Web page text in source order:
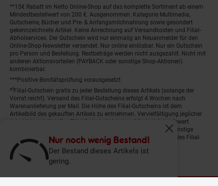
Nur noch wenig Bestand!
Der Bestand dieses Artikels ist
gering.
Fenster
**15€ Rabatt im Netto Online-Shop auf das komplette Sortiment ab einem
Mindestbestellwert von 200 €. Ausgenommen: Kategorie Multimedia,
Gutscheine, Bücher und Pre- & Anfangsmilchnahrung sowie gesondert
gekennzeichnete Artikel. Keine Anrechnung auf Versandkosten und Filial-
Abholservices. Der Gutschein wird nur einmalig an Neuanmelder für den
Online-Shop-Newsletter versendet. Nur online einlösbar. Nur ein Gutschein
pro Person und Bestellung. Restbeträge werden nicht ausgezahlt. Nicht mit
anderen Aktionsvorteilen (PAYBACK oder sonstige Shop-Aktionen)
kombinierbar.
***Positive Bonitätsprüfung vorausgesetzt
²⁰Filial-Gutschein gratis zu jeder Bestellung dieses Artikels (solange der
Vorrat reicht). Versand des Filial-Gutscheins erfolgt 4 Wochen nach
Warenanlieferung per Mail. Die Höhe des Filial-Gutscheins ist dem
Artikelbild des gekauften Artikels zu entnehmen. Vervielfältigung jeglicher
Art nicht gestattet. Der Filial-Gutschein ist ohne Mindesteinkaufswert
einlösbar. Nicht mit anderen Aktionsvorteilen (PAYBACK oder sonstige
Shop-Aktionen) kombinierbar. Der jeweilige Gültigkeitszeitraum des Filial-
Gutscheins ist darauf vermerkt.